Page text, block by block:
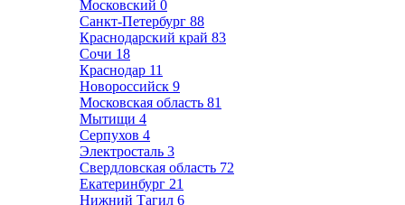
Московский 0
Санкт-Петербург 88
Краснодарский край 83
Сочи 18
Краснодар 11
Новороссийск 9
Московская область 81
Мытищи 4
Серпухов 4
Электросталь 3
Свердловская область 72
Екатеринбург 21
Нижний Тагил 6